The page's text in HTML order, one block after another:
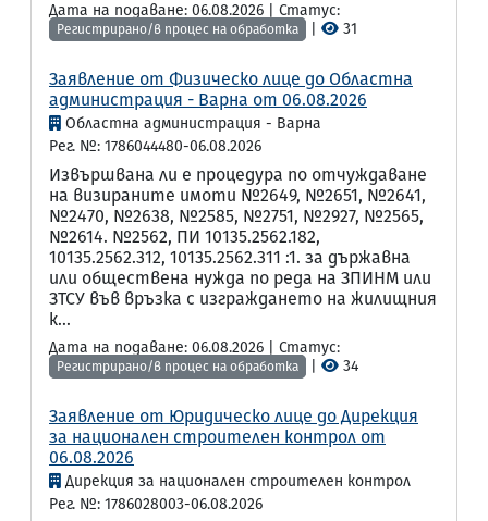
Дата на подаване: 06.08.2026 | Статус:
Регистрирано/в процес на обработка 31
Заявление от Физическо лице до Областна
администрация - Варна от 06.08.2026
Областна администрация - Варна
Рег. №: 1786044480-06.08.2026
Извършвана ли е процедура по отчуждаване
на визираните имоти №2649, №2651, №2641,
№2470, №2638, №2585, №2751, №2927, №2565,
№2614. №2562, ПИ 10135.2562.182,
10135.2562.312, 10135.2562.311 :1. за държавна
или обществена нужда по реда на ЗПИНМ или
ЗТСУ във връзка с изграждането на жилищния
к...
Дата на подаване: 06.08.2026 | Статус:
Регистрирано/в процес на обработка 34
Заявление от Юридическо лице до Дирекция
за национален строителен контрол от
06.08.2026
Дирекция за национален строителен контрол
Рег. №: 1786028003-06.08.2026